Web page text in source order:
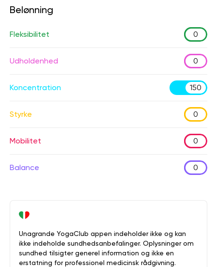
Belønning
Fleksibilitet 0
Udholdenhed 0
Koncentration 150
Styrke 0
Mobilitet 0
Balance 0
Unagrande YogaClub appen indeholder ikke og kan
ikke indeholde sundhedsanbefalinger. Oplysninger om
sundhed tilsigter generel information og ikke en
erstatning for professionel medicinsk rådgivning.